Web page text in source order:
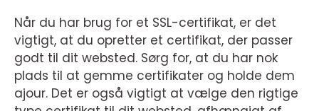
Når du har brug for et SSL-certifikat, er det
vigtigt, at du opretter et certifikat, der passer
godt til dit websted. Sørg for, at du har nok
plads til at gemme certifikater og holde dem
ajour. Det er også vigtigt at vælge den rigtige